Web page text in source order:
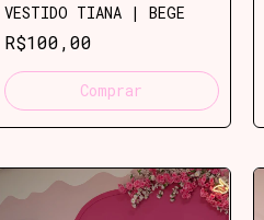
VESTIDO TIANA | BEGE
R$100,00
Comprar